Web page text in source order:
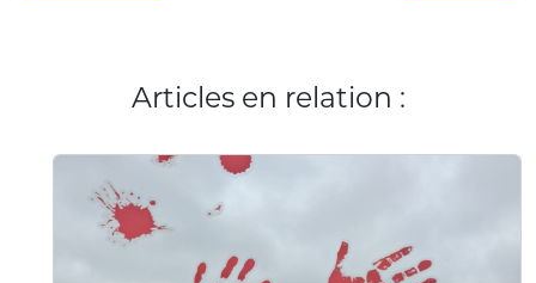
Articles en relation :